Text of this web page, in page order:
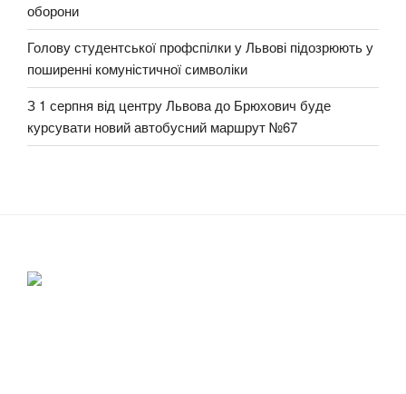
оборони
Голову студентської профспілки у Львові підозрюють у
поширенні комуністичної символіки
З 1 серпня від центру Львова до Брюхович буде
курсувати новий автобусний маршрут №67